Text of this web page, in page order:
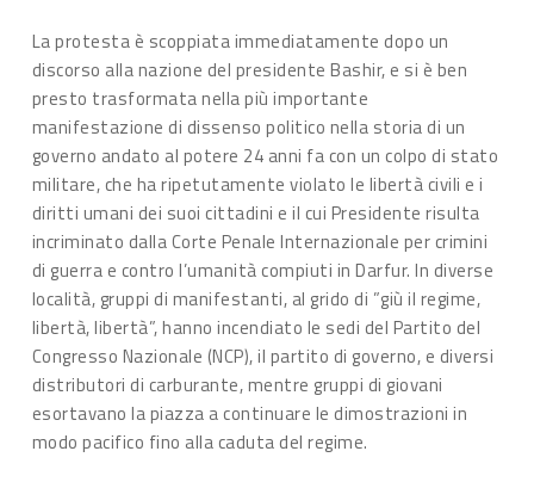
La protesta è scoppiata immediatamente dopo un
discorso alla nazione del presidente Bashir, e si è ben
presto trasformata nella più importante
manifestazione di dissenso politico nella storia di un
governo andato al potere 24 anni fa con un colpo di stato
militare, che ha ripetutamente violato le libertà civili e i
diritti umani dei suoi cittadini e il cui Presidente risulta
incriminato dalla Corte Penale Internazionale per crimini
di guerra e contro l’umanità compiuti in Darfur. In diverse
località, gruppi di manifestanti, al grido di ”giù il regime,
libertà, libertà”, hanno incendiato le sedi del Partito del
Congresso Nazionale (NCP), il partito di governo, e diversi
distributori di carburante, mentre gruppi di giovani
esortavano la piazza a continuare le dimostrazioni in
modo pacifico fino alla caduta del regime.